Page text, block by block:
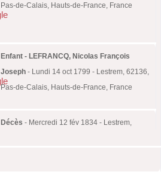
Pas-de-Calais, Hauts-de-France, France
Enfant - LEFRANCQ, Nicolas François
Joseph - Lundi 14 oct 1799 - Lestrem, 62136,
Pas-de-Calais, Hauts-de-France, France
Décès - Mercredi 12 fév 1834 - Lestrem,